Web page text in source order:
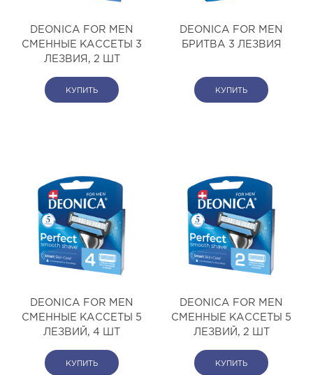
DEONICA FOR MEN
СМЕННЫЕ КАССЕТЫ 3
ЛЕЗВИЯ, 2 ШТ
КУПИТЬ
DEONICA FOR MEN
БРИТВА 3 ЛЕЗВИЯ
КУПИТЬ
DEONICA FOR MEN
СМЕННЫЕ КАССЕТЫ 5
ЛЕЗВИЙ, 4 ШТ
КУПИТЬ
DEONICA FOR MEN
СМЕННЫЕ КАССЕТЫ 5
ЛЕЗВИЙ, 2 ШТ
КУПИТЬ